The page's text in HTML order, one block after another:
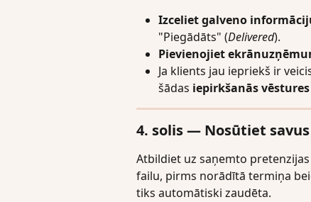
Izceliet galveno
"Piegādāts" (Delivered).
Pievienojiet
Ja klients jau iepriekš ir
šādas iepirkšanās
4. solis — Nosūtiet
Atbildiet uz saņemto
failu, pirms norādītā termiņa
tiks automātiski zaudēta.